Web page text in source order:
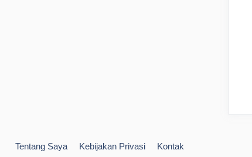
Tentang Saya Kebijakan Privasi Kontak